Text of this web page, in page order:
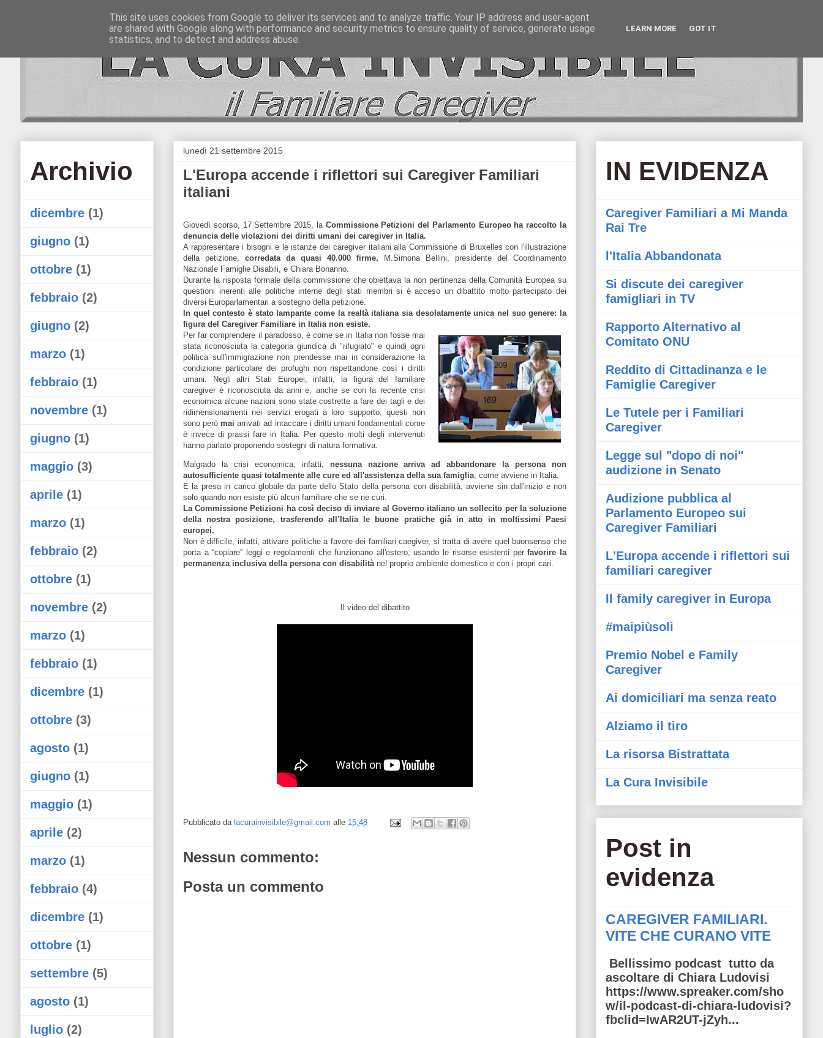
lunedì 21 settembre 2015
L'Europa accende i riflettori sui Caregiver Familiari
italiani
Giovedì scorso, 17 Settembre 2015, la Commissione Petizioni del Parlamento Europeo ha raccolto la
denuncia delle violazioni dei diritti umani dei caregiver in Italia.
A rappresentare i bisogni e le istanze dei caregiver italiani alla Commissione di Bruxelles con l'illustrazione
della petizione, corredata da quasi 40.000 firme, M.Simona Bellini, presidente del Coordinamento
Nazionale Famiglie Disabili, e Chiara Bonanno.
Durante la risposta formale della commissione che obiettava la non pertinenza della Comunità Europea su
questioni inerenti alle politiche interne degli stati membri si è acceso un dibattito molto partecipato dei
diversi Europarlamentari a sostegno della petizione.
In quel contesto è stato lampante come la realtà italiana sia desolatamente unica nel suo genere: la
figura del Caregiver Familiare in Italia non esiste.
Per far comprendere il paradosso, è come se in Italia non fosse mai
stata riconosciuta la categoria giuridica di "rifugiato" e quindi ogni
politica sull'immigrazione non prendesse mai in considerazione la
condizione particolare dei profughi non rispettandone così i diritti
umani. Negli altri Stati Europei, infatti, la figura del familiare
caregiver è riconosciuta da anni e, anche se con la recente crisi
economica alcune nazioni sono state costrette a fare dei tagli e dei
ridimensionamenti nei servizi erogati a loro supporto, questi non
sono però maiarrivati ad intaccare i diritti umani fondamentali come
è invece di prassi fare in Italia. Per questo molti degli intervenuti
hanno parlato proponendo sostegni di natura formativa.
Malgrado la crisi economica, infatti, nessuna nazione arriva ad abbandonare la persona non
autosufficiente quasi totalmente alle cure ed all'assistenza della sua famiglia, come avviene in Italia.
E la presa in carico globale da parte dello Stato della persona con disabilità, avviene sin dall'inizio e non
solo quando non esiste più alcun familiare che se ne curi.
La Commissione Petizioni ha così deciso di inviare al Governo italiano un sollecito per la soluzione
della nostra posizione, trasferendo all’Italia le buone pratiche già in atto in moltissimi Paesi
europei.
Non è difficile, infatti, attivare politiche a favore dei familiari caegiver, si tratta di avere quel buonsenso che
porta a “copiare” leggi e regolamenti che funzionano all'estero, usando le risorse esistenti perfavorire la
permanenza inclusiva della persona con disabilitànel proprio ambiente domestico e con i propri cari.
Il video del dibattito
Pubblicato da lacurainvisibile@gmail.com alle 15:48
Nessun commento:
Posta un commento
Archivio
dicembre (1)
giugno (1)
ottobre (1)
febbraio (2)
giugno (2)
marzo (1)
febbraio (1)
novembre (1)
giugno (1)
maggio (3)
aprile (1)
marzo (1)
febbraio (2)
ottobre (1)
novembre (2)
marzo (1)
febbraio (1)
dicembre (1)
ottobre (3)
agosto (1)
giugno (1)
maggio (1)
aprile (2)
marzo (1)
febbraio (4)
dicembre (1)
ottobre (1)
settembre (5)
agosto (1)
luglio (2)
IN EVIDENZA
Caregiver Familiari a Mi Manda
Rai Tre
l'Italia Abbandonata
Si discute dei caregiver
famigliari in TV
Rapporto Alternativo al
Comitato ONU
Reddito di Cittadinanza e le
Famiglie Caregiver
Le Tutele per i Familiari
Caregiver
Legge sul "dopo di noi"
audizione in Senato
Audizione pubblica al
Parlamento Europeo sui
Caregiver Familiari
L'Europa accende i riflettori sui
familiari caregiver
Il family caregiver in Europa
#maipiùsoli
Premio Nobel e Family
Caregiver
Ai domiciliari ma senza reato
Alziamo il tiro
La risorsa Bistrattata
La Cura Invisibile
Post in
evidenza
CAREGIVER FAMILIARI.
VITE CHE CURANO VITE
Bellissimo podcast tutto da
ascoltare di Chiara Ludovisi
https://www.spreaker.com/sho
w/il-podcast-di-chiara-ludovisi?
fbclid=IwAR2UT-jZyh...
This site uses cookies from Google to deliver its services and to analyze traffic. Your IP address and user-agent
are shared with Google along with performance and security metrics to ensure quality of service, generate usage
statistics, and to detect and address abuse.
LEARN MORE GOT IT